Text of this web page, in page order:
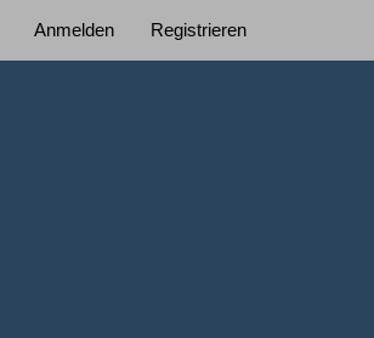
Anmelden Registrieren